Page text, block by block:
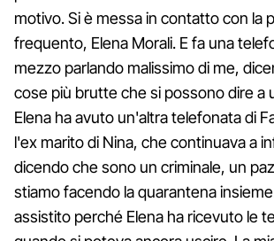
motivo. Si è messa in contatto con la
frequento, Elena Morali. E fa una
mezzo parlando malissimo di me,
cose più brutte che si possono dire a
Elena ha avuto un'altra telefonata di
l'ex marito di Nina, che continuava a
dicendo che sono un criminale, un
stiamo facendo la quarantena
assistito perché Elena ha ricevuto le